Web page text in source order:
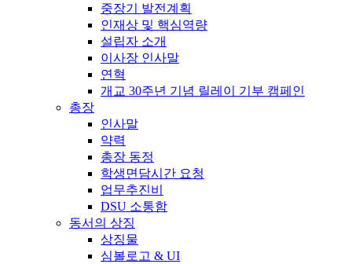
중장기 발전계획
인재상 및 핵심역량
설립자 소개
이사장 인사말
연혁
개교 30주년 기념 릴레이 기부 캠페인
총장
인사말
약력
총장 동정
학생면담시간 요청
업무추진비
DSU 소통함
동서의 상징
상징물
심볼로고 & UI